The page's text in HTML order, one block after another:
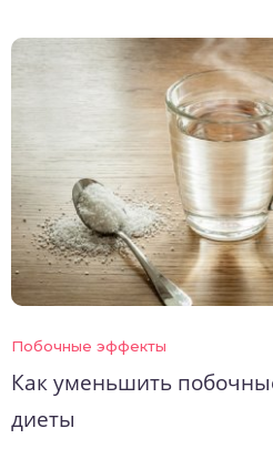
Побочные эффекты
Как уменьшить
диеты